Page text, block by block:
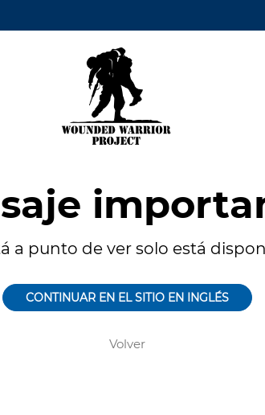
a punto de ver solo está
CONTINUAR EN EL SITIO EN INGLÉS
Volver